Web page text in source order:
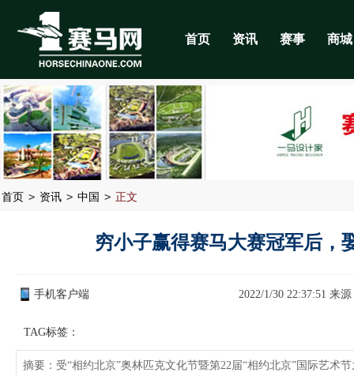
首页 资讯 赛事 商城
首页 > 资讯 > 中国 > 正文
穷小子赢得赛马大赛冠军后，
手机客户端 2022/1/30 22:37:51 来
TAG标签：
摘要：受“相约北京”奥林匹克文化节暨第22届“相约北京”国际艺术